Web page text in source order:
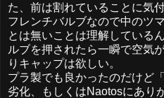
た、前は割れていることに気付
フレンチバルブなので中のツ
とは無いことは理解している
ルブを押されたら一瞬で空気
りキャップは欲しい。
プラ製でも良かったのだけど
劣化、もしくはNaotosにあり